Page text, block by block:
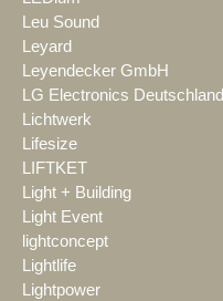
Leu Sound
Leyard
Leyendecker GmbH
LG Electronics Deutschland
Lichtwerk
Lifesize
LIFTKET
Light + Building
Light Event
lightconcept
Lightlife
Lightpower